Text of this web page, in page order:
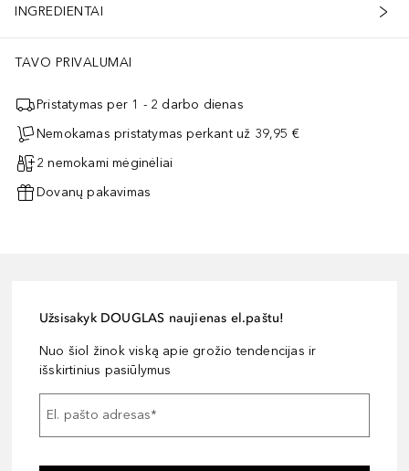
INGREDIENTAI
TAVO PRIVALUMAI
Pristatymas per 1 - 2 darbo dienas
Nemokamas pristatymas perkant už 39,95 €
2 nemokami mėginėliai
Dovanų pakavimas
Užsisakyk DOUGLAS naujienas el.paštu!
Nuo šiol žinok viską apie grožio tendencijas ir
išskirtinius pasiūlymus
El. pašto adresas*